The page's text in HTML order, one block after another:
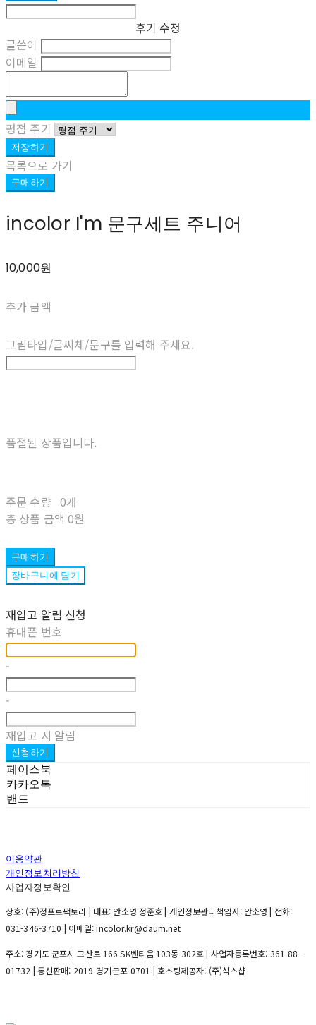
후기 수정
글쓴이
이메일
평점 주기
저장하기
목록으로 가기
구매하기
incolor I'm 문구세트 주니어
10,000원
추가 금액
그림타입/글씨체/문구를 입력해 주세요.
품절된 상품입니다.
주문 수량 0개
총 상품 금액 0원
구매하기
장바구니에 담기
재입고 알림 신청
휴대폰 번호
-
-
재입고 시 알림
신청하기
페이스북
카카오톡
밴드
이용약관
개인정보처리방침
사업자정보확인
상호: (주)정프로팩토리 | 대표: 안소영 정준호 | 개인정보관리책임자: 안소영 | 전화:
031-346-3710 | 이메일: incolor.kr@daum.net
주소: 경기도 군포시 고산로 166 SK벤티움 103동 302호 | 사업자등록번호: 361-88-
01732 | 통신판매: 2019-경기군포-0701 | 호스팅제공자: (주)식스샵